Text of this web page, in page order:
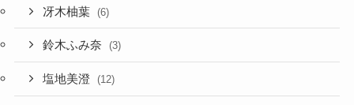
冴木柚葉 (6)
鈴木ふみ奈 (3)
塩地美澄 (12)